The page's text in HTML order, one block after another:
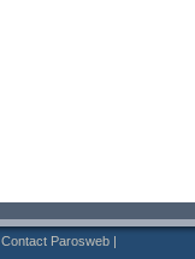
Contact Parosweb |